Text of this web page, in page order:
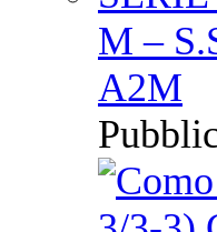
M –
A2M